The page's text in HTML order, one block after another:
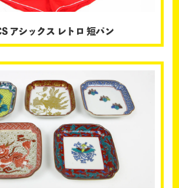
アシックス レトロ 短パン